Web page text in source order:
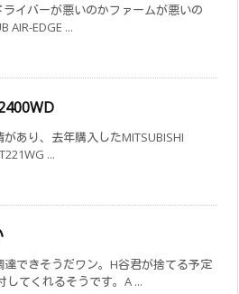
ライバーが悪いのかファームが悪いの
AIR-EDGE ...
あり、去年購入したMITSUBISHI
...
達できそうだワン。H谷君が捨てる予定
してくれるそうです。A ...